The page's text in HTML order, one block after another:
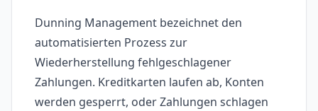
Dunning Management bezeichnet den
automatisierten Prozess zur
Wiederherstellung fehlgeschlagener
Zahlungen. Kreditkarten laufen ab, Konten
werden gesperrt, oder Zahlungen schlagen